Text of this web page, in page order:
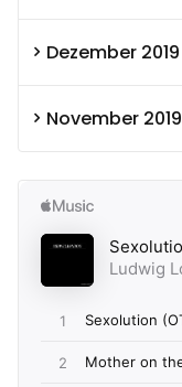
Dezember 2019
November 2019